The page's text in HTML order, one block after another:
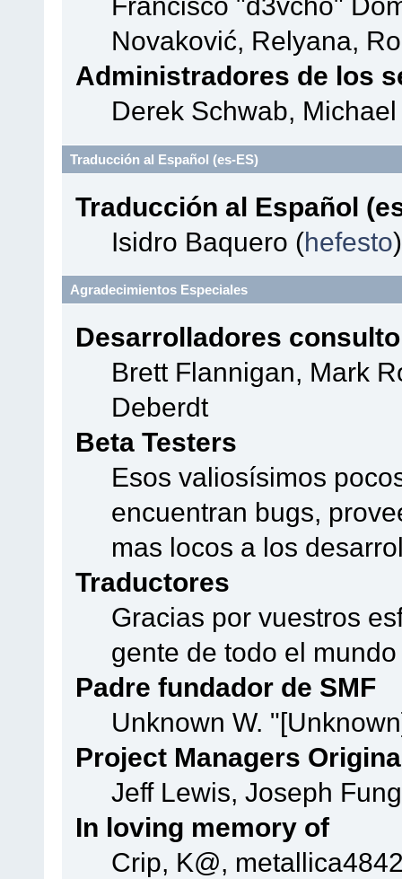
Novaković, Relyana,
Administradores de los
Derek Schwab,
Traducción al Español (es-ES)
Traducción al Español
Isidro Baquero (hefesto)
Agradecimientos Especiales
Desarrolladores
Brett Flannigan, Mark
Deberdt
Beta Testers
Esos valiosísimos
encuentran bugs,
mas locos a los
Traductores
Gracias por vuestros
gente de todo el
Padre fundador de SMF
Unknown W.
Project Managers
Jeff Lewis, Joseph
In loving memory of
Crip, K@,